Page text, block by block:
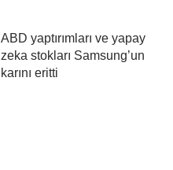
ABD yaptırımları ve yapay
zeka stokları Samsung’un
karını eritti